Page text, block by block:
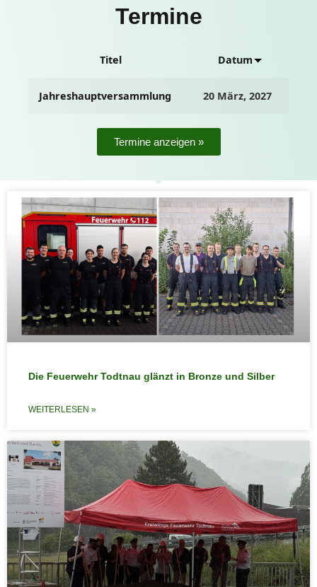
Termine
Titel Datum
Jahreshauptversammlung 20 März, 2027
Termine anzeigen »
Die Feuerwehr Todtnau glänzt in Bronze und Silber
WEITERLESEN »